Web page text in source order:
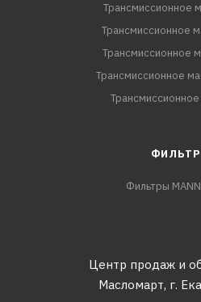
Трансмиссионное
Трансмиссионное
Трансмиссионное
Трансмиссионное
Фильтры
Центр продаж и
Масломарт, г.